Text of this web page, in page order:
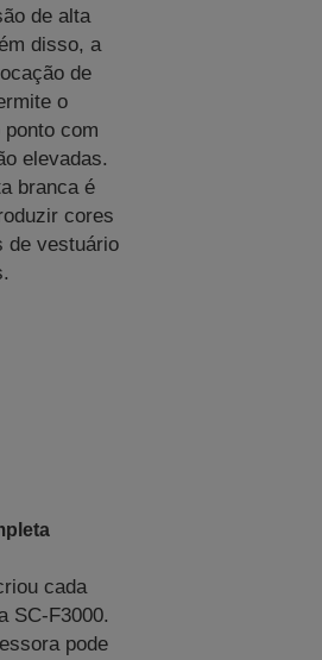
de alta
disso, a
de
o
com
elevadas.
branca é
cores
de vestuário
cada
SC‑F3000.
pode